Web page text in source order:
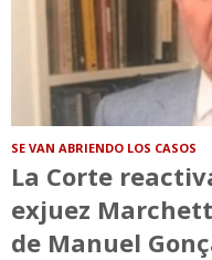
SE VAN ABRIENDO LOS CASOS
La Corte
exjuez
de Manuel